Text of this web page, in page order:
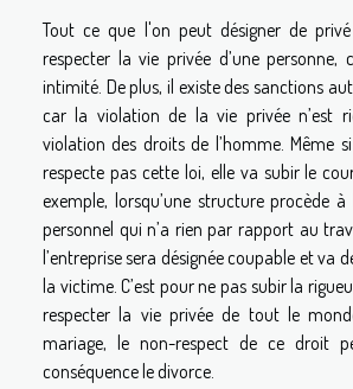
Tout ce que l'on peut désigner de
respecter la vie privée d’une personne,
intimité. De plus, il existe des sanctions
car la violation de la vie privée n’est
violation des droits de l’homme. Même
respecte pas cette loi, elle va subir le
exemple, lorsqu’une structure procède à
personnel qui n’a rien par rapport au
l’entreprise sera désignée coupable et va
la victime. C’est pour ne pas subir la
respecter la vie privée de tout le
mariage, le non-respect de ce droit
conséquence le divorce.